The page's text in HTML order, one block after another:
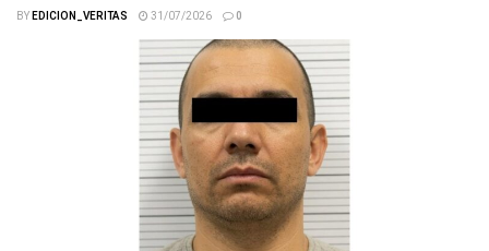
BYEDICION_VERITAS 31/07/2026 0